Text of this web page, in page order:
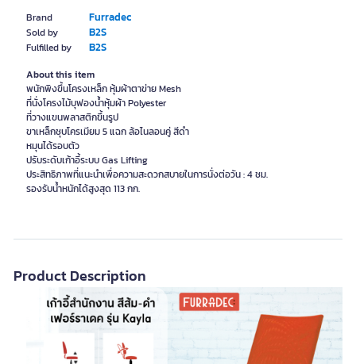
Brand Furradec
Sold by B2S
Fulfilled by B2S
About this item
พนักพิงขึ้นโครงเหล็ก หุ้มผ้าตาข่าย Mesh
ที่นั่งโครงไม้บุฟองน้ำหุ้มผ้า Polyester
ที่วางแขนพลาสติกขึ้นรูป
ขาเหล็กชุบโครเมียม 5 แฉก ล้อไนลอนคู่ สีดำ
หมุนได้รอบตัว
ปรับระดับเก้าอี้ระบบ Gas Lifting
ประสิทธิภาพที่แนะนำเพื่อความสะดวกสบายในการนั่งต่อวัน : 4 ชม.
รองรับน้ำหนักได้สูงสุด 113 กก.
Product Description